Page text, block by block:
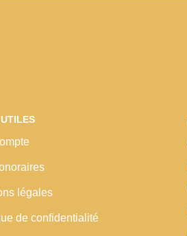
légales
de confidentialité